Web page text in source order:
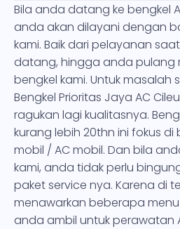
Bila anda datang ke bengkel
anda akan dilayani dengan
kami. Baik dari pelayanan
datang, hingga anda pulang
bengkel kami. Untuk masalah
Bengkel Prioritas Jaya AC
ragukan lagi kualitasnya.
kurang lebih 20thn ini fokus
mobil / AC mobil. Dan bila
kami, anda tidak perlu
paket service nya. Karena di
menawarkan beberapa
anda ambil untuk perawatan